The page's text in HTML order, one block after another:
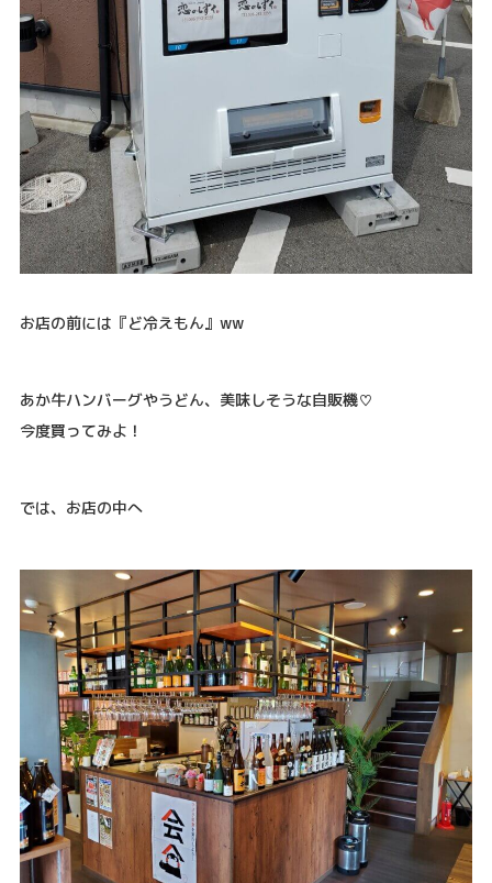
お店の前には『ど冷えもん』ww
あか牛ハンバーグやうどん、美味しそうな自販機♡
今度買ってみよ！
では、お店の中へ